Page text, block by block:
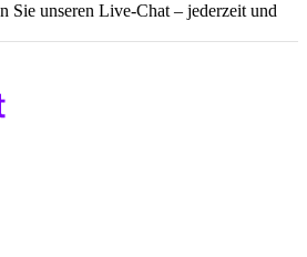
Sie unseren Live-Chat – jederzeit und